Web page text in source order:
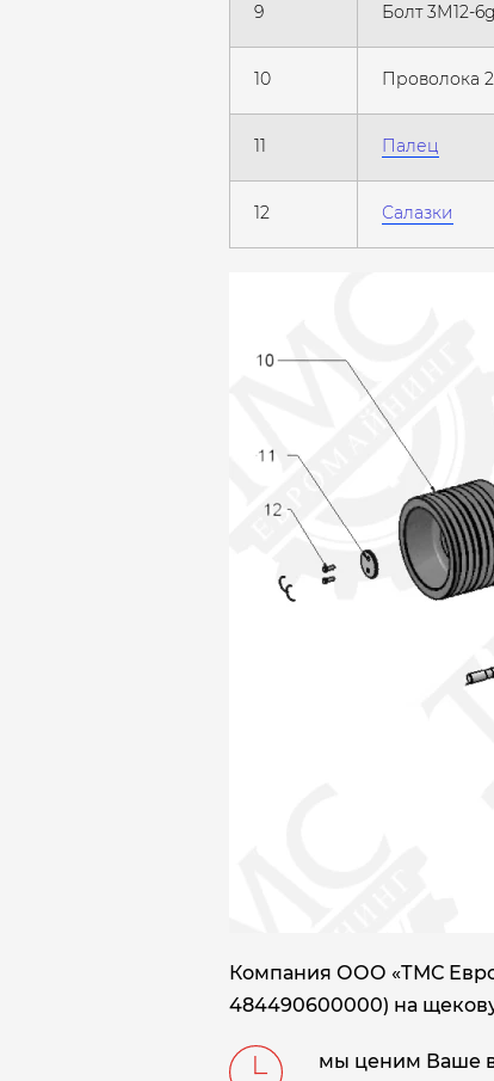
9 Болт 3М12-
10 Проволока
11 Палец
12 Салазки
Компания ООО «ТМС
484490600000) на
мы ценим Ваше